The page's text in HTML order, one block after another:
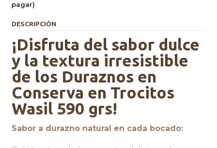
pagar)
DESCRIPCIÓN
¡Disfruta del sabor dulce
y la textura irresistible
de los Duraznos en
Conserva en Trocitos
Wasil 590 grs!
Sabor a durazno natural en cada bocado: